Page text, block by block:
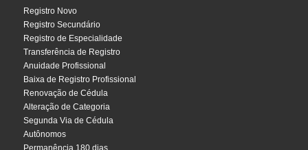
Registro Novo
Registro Secundário
Registro de Especialidade
Transferência de Registro
Anuidade Profissional
Baixa de Registro Profissional
Renovação de Cédula
Alteração de Categoria
Segunda Via de Cédula
Autônomos